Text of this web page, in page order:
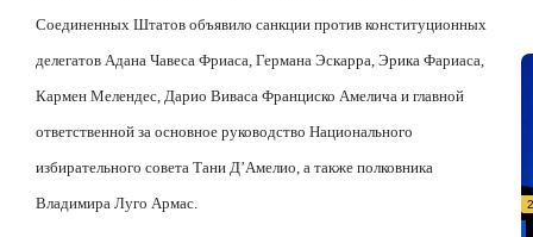
Соединенных Штатов объявило санкции против конституционных
делегатов Адана Чавеса Фриаса, Германа Эскарра, Эрика Фариаса,
Кармен Мелендес, Дарио Виваса Франциско Амелича и главной
ответственной за основное руководство Национального
избирательного совета Тани Д’Амелио, а также полковника
Владимира Луго Армас.